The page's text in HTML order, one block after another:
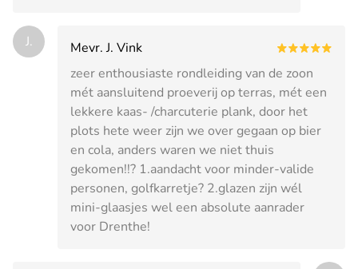
J.
Mevr. J. Vink
zeer enthousiaste rondleiding van de zoon
mét aansluitend proeverij op terras, mét een
lekkere kaas- /charcuterie plank, door het
plots hete weer zijn we over gegaan op bier
en cola, anders waren we niet thuis
gekomen!!? 1.aandacht voor minder-valide
personen, golfkarretje? 2.glazen zijn wél
mini-glaasjes wel een absolute aanrader
voor Drenthe!